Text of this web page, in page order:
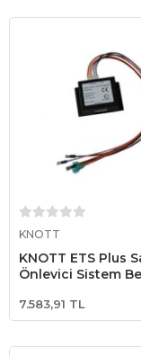
KNOTT
KNOTT ETS Plus
Önleyici Sistem
7.583,91 TL